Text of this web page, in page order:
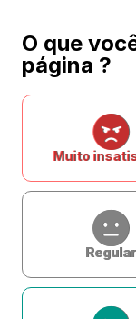
O que
página ?
Muito
Regular